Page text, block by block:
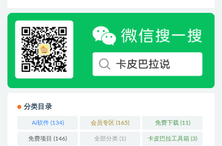
分类目录
Ai软件(134) 会员专区 (165) 免费下载 (11)
免费项目 (146) 全部分类 (1) 卡皮巴拉工具箱 (3)